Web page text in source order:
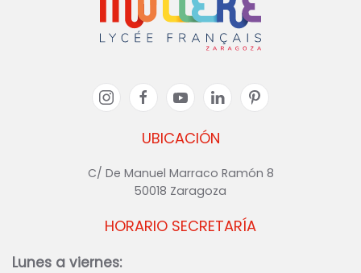
UBICACIÓN
C/ De Manuel Marraco Ramón 8
50018 Zaragoza
HORARIO SECRETARÍA
Lunes a viernes: